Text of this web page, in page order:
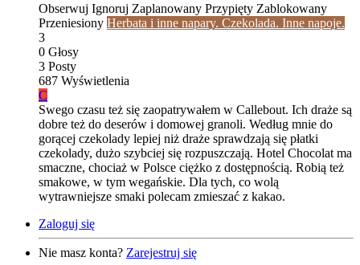
Obserwuj Ignoruj Zaplanowany Przypięty Zablokowany
Przeniesiony Herbata i inne napary. Czekolada. Inne napoje.
3
0 Głosy
3 Posty
687 Wyświetlenia
C
Swego czasu też się zaopatrywałem w Callebout. Ich draże są
dobre też do deserów i domowej granoli. Według mnie do
gorącej czekolady lepiej niż draże sprawdzają się płatki
czekolady, dużo szybciej się rozpuszczają. Hotel Chocolat ma
smaczne, chociaż w Polsce ciężko z dostępnością. Robią też
smakowe, w tym wegańskie. Dla tych, co wolą
wytrawniejsze smaki polecam zmieszać z kakao.
Zaloguj się
Nie masz konta? Zarejestruj się